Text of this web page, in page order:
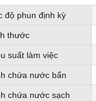
độ phun định kỳ
thước
suất làm việc
chứa nước bẩn
chứa nước sạch